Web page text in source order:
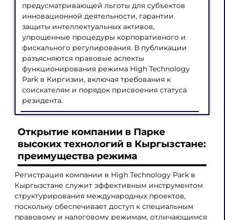
предусматривающей льготы для субъектов
инновационной деятельности, гарантии
защиты интеллектуальных активов,
упрощенные процедуры корпоративного и
фискального регулирования. В публикации
разъясняются правовые аспекты
функционирования режима High Technology
Park в Киргизии, включая требования к
соискателям и порядок присвоения статуса
резидента.
Открытие компании в Парке
высоких технологий в Кыргызстане:
преимущества режима
Регистрация компании в High Technology Park в
Кыргызстане служит эффективным инструментом
структурирования международных проектов,
поскольку обеспечивает доступ к специальным
правовому и налоговому режимам, отличающимся